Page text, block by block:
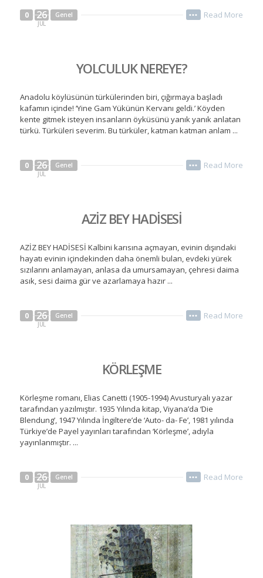
0 26
JUL
Genel Read More
•••
YOLCULUK NEREYE?
Anadolu köylüsünün türkülerinden biri, çığırmaya başladı
kafamın içinde! ‘Yine Gam Yükünün Kervanı geldi.’ Köyden
kente gitmek isteyen insanların öyküsünü yanık yanık anlatan
türkü. Türküleri severim. Bu türküler, katman katman anlam ...
0 26
JUL
Genel Read More
•••
AZİZ BEY HADİSESİ
AZİZ BEY HADİSESİ Kalbini karısına açmayan, evinin dışındaki
hayatı evinin içindekinden daha önemli bulan, evdeki yürek
sızılarını anlamayan, anlasa da umursamayan, çehresi daima
asık, sesi daima gür ve azarlamaya hazır ...
0 26
JUL
Genel Read More
•••
KÖRLEŞME
Körleşme romanı, Elias Canetti (1905-1994) Avusturyalı yazar
tarafından yazılmıştır. 1935 Yılında kitap, Viyana’da ‘Die
Blendung’, 1947 Yılında İngiltere’de ‘Auto- da- Fe’, 1981 yılında
Türkiye’de Payel yayınları tarafından ‘Körleşme’, adıyla
yayınlanmıştır. ...
0 26
JUL
Genel Read More
•••